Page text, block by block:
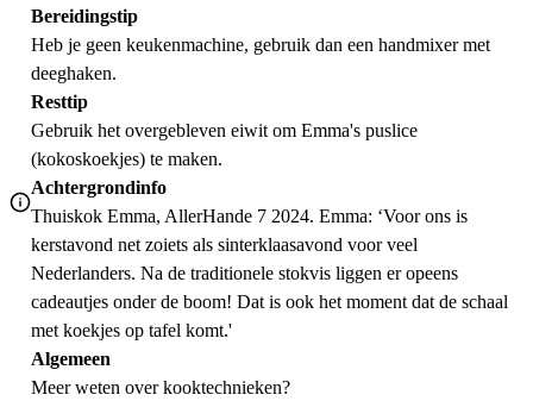
Bereidingstip
Heb je geen keukenmachine, gebruik dan een handmixer met
deeghaken.
Resttip
Gebruik het overgebleven eiwit om Emma's puslice
(kokoskoekjes) te maken.
Achtergrondinfo
Thuiskok Emma, AllerHande 7 2024. Emma: ‘Voor ons is
kerstavond net zoiets als sinterklaasavond voor veel
Nederlanders. Na de traditionele stokvis liggen er opeens
cadeautjes onder de boom! Dat is ook het moment dat de schaal
met koekjes op tafel komt.'
Algemeen
Meer weten overkooktechnieken?